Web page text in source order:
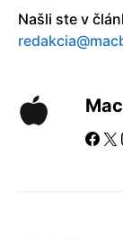
Našli ste v